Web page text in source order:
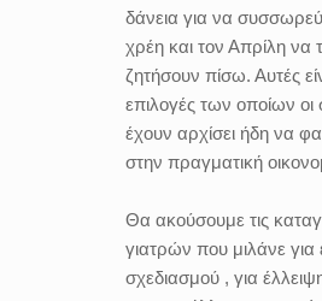
δάνεια για να
χρέη και τον Απρίλη να
ζητήσουν πίσω. Αυτές
επιλογές των οποίων οι
έχουν αρχίσει ήδη να
στην πραγματική
Θα ακούσουμε τις
γιατρών που μιλάνε για
σχεδιασμού , για